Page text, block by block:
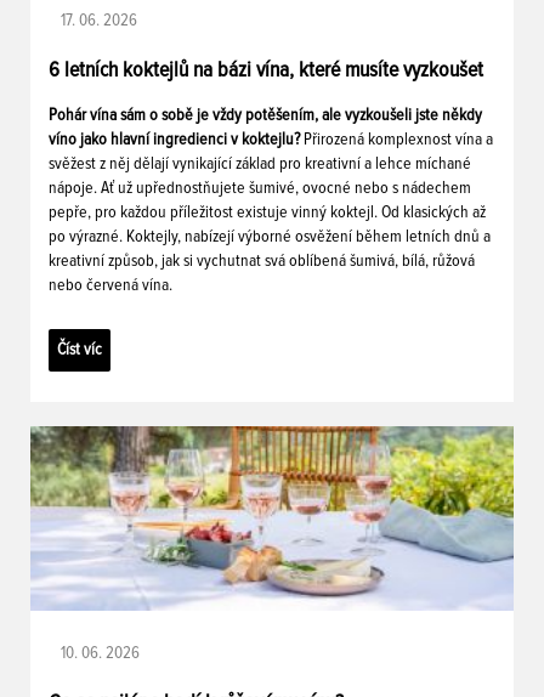
17. 06. 2026
6 letních koktejlů na bázi vína, které musíte vyzkoušet
Pohár vína sám o sobě je vždy potěšením, ale vyzkoušeli jste někdy
víno jako hlavní ingredienci v koktejlu? Přirozená komplexnost vína a
svěžest z něj dělají vynikající základ pro kreativní a lehce míchané
nápoje. Ať už upřednostňujete šumivé, ovocné nebo s nádechem
pepře, pro každou příležitost existuje vinný koktejl. Od klasických až
po výrazné. Koktejly, nabízejí výborné osvěžení během letních dnů a
kreativní způsob, jak si vychutnat svá oblíbená šumivá, bílá, růžová
nebo červená vína.
Číst víc
10. 06. 2026